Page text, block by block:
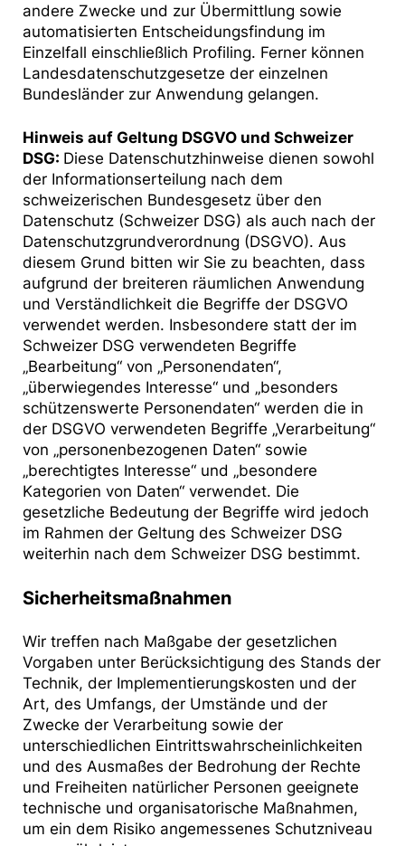
andere Zwecke und zur Übermittlung sowie
automatisierten Entscheidungsfindung im
Einzelfall einschließlich Profiling. Ferner können
Landesdatenschutzgesetze der einzelnen
Bundesländer zur Anwendung gelangen.
Hinweis auf Geltung DSGVO und Schweizer
DSG: Diese Datenschutzhinweise dienen sowohl
der Informationserteilung nach dem
schweizerischen Bundesgesetz über den
Datenschutz (Schweizer DSG) als auch nach der
Datenschutzgrundverordnung (DSGVO). Aus
diesem Grund bitten wir Sie zu beachten, dass
aufgrund der breiteren räumlichen Anwendung
und Verständlichkeit die Begriffe der DSGVO
verwendet werden. Insbesondere statt der im
Schweizer DSG verwendeten Begriffe
„Bearbeitung“ von „Personendaten“,
„überwiegendes Interesse“ und „besonders
schützenswerte Personendaten“ werden die in
der DSGVO verwendeten Begriffe „Verarbeitung“
von „personenbezogenen Daten“ sowie
„berechtigtes Interesse“ und „besondere
Kategorien von Daten“ verwendet. Die
gesetzliche Bedeutung der Begriffe wird jedoch
im Rahmen der Geltung des Schweizer DSG
weiterhin nach dem Schweizer DSG bestimmt.
Sicherheitsmaßnahmen
Wir treffen nach Maßgabe der gesetzlichen
Vorgaben unter Berücksichtigung des Stands der
Technik, der Implementierungskosten und der
Art, des Umfangs, der Umstände und der
Zwecke der Verarbeitung sowie der
unterschiedlichen Eintrittswahrscheinlichkeiten
und des Ausmaßes der Bedrohung der Rechte
und Freiheiten natürlicher Personen geeignete
technische und organisatorische Maßnahmen,
um ein dem Risiko angemessenes Schutzniveau